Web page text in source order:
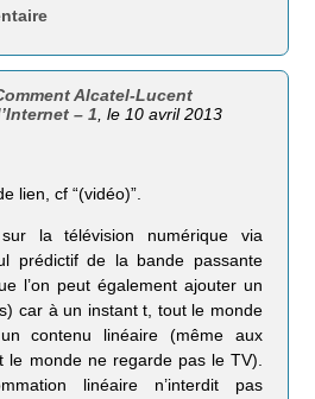
Alcatel-Lucent
– 1 , le 10 avril 2013
lien, cf “(vidéo)”.
sur la télé­vi­sion numérique via
prédictif de la bande passante
l’on peut également ajouter un
car à un instant t, tout le monde
contenu linéaire (même aux
le monde ne regarde pas le TV).
linéaire n’interdit pas